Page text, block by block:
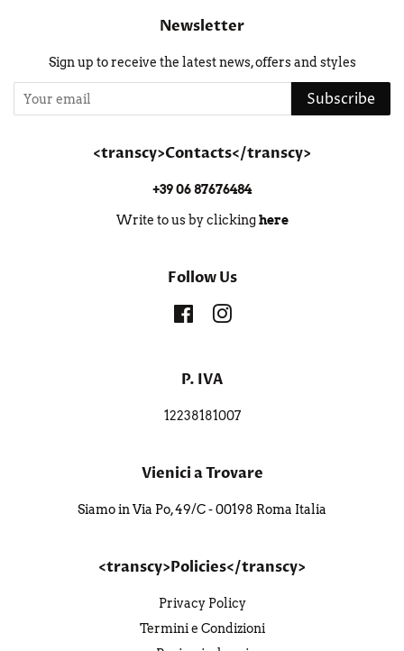
Newsletter
Sign up to receive the latest news, offers and styles
Subscribe
<transcy>Contacts</transcy>
+39 06 87676484
Write to us by clickinghere
Follow Us
FacebookInstagram
P. IVA
12238181007
Vienici a Trovare
Siamo in Via Po, 49/C - 00198 Roma Italia
<transcy>Policies</transcy>
Privacy Policy
Termini e Condizioni